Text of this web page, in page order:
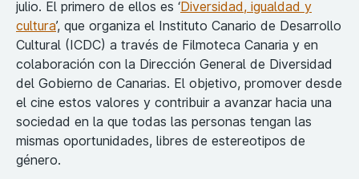
julio. El primero de ellos es ‘Diversidad, igualdad y
cultura’, que organiza el Instituto Canario de Desarrollo
Cultural (ICDC) a través de Filmoteca Canaria y en
colaboración con la Dirección General de Diversidad
del Gobierno de Canarias. El objetivo, promover desde
el cine estos valores y contribuir a avanzar hacia una
sociedad en la que todas las personas tengan las
mismas oportunidades, libres de estereotipos de
género.